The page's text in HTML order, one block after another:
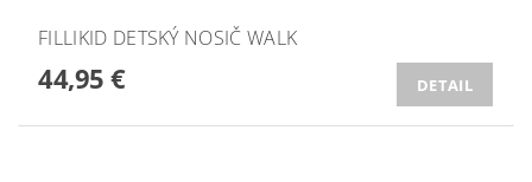
FILLIKID DETSKÝ NOSIČ WALK
44,95 € DETAIL